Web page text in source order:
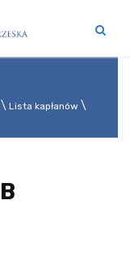
Lista kapłanów